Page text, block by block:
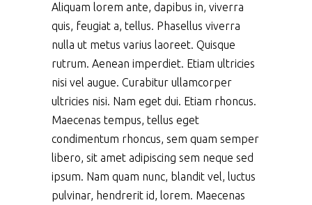
Aliquam lorem ante, dapibus in, viverra
quis, feugiat a, tellus. Phasellus viverra
nulla ut metus varius laoreet. Quisque
rutrum. Aenean imperdiet. Etiam ultricies
nisi vel augue. Curabitur ullamcorper
ultricies nisi. Nam eget dui. Etiam rhoncus.
Maecenas tempus, tellus eget
condimentum rhoncus, sem quam semper
libero, sit amet adipiscing sem neque sed
ipsum. Nam quam nunc, blandit vel, luctus
pulvinar, hendrerit id, lorem. Maecenas